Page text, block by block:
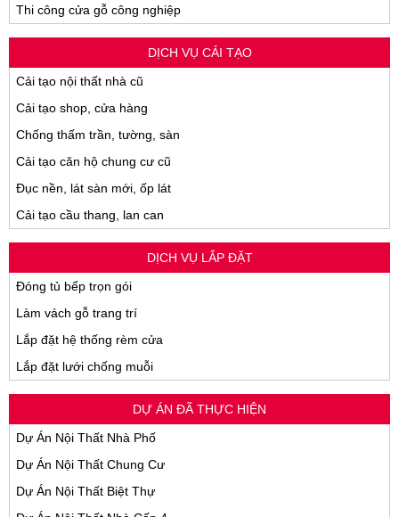
Thi công cửa gỗ công nghiệp
DỊCH VỤ CẢI TẠO
Cải tạo nội thất nhà cũ
Cải tạo shop, cửa hàng
Chống thấm trần, tường, sàn
Cải tạo căn hộ chung cư cũ
Đục nền, lát sàn mới, ốp lát
Cải tạo cầu thang, lan can
DỊCH VỤ LẮP ĐẶT
Đóng tủ bếp trọn gói
Làm vách gỗ trang trí
Lắp đặt hệ thống rèm cửa
Lắp đặt lưới chống muỗi
DỰ ÁN ĐÃ THỰC HIỆN
Dự Án Nội Thất Nhà Phố
Dự Án Nội Thất Chung Cư
Dự Án Nội Thất Biệt Thự